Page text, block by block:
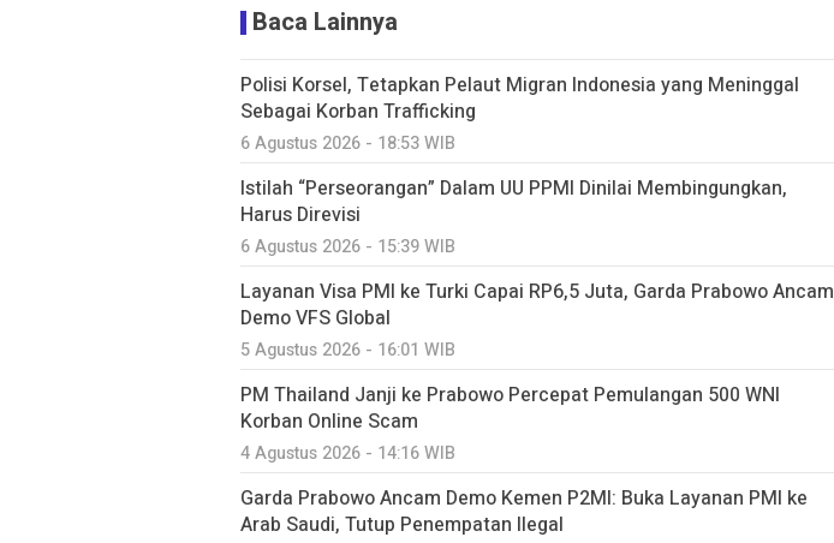
Baca Lainnya
Polisi Korsel, Tetapkan Pelaut Migran Indonesia yang Meninggal
Sebagai Korban Trafficking
6 Agustus 2026 - 18:53 WIB
Istilah “Perseorangan” Dalam UU PPMI Dinilai Membingungkan,
Harus Direvisi
6 Agustus 2026 - 15:39 WIB
Layanan Visa PMI ke Turki Capai RP6,5 Juta, Garda Prabowo Ancam
Demo VFS Global
5 Agustus 2026 - 16:01 WIB
PM Thailand Janji ke Prabowo Percepat Pemulangan 500 WNI
Korban Online Scam
4 Agustus 2026 - 14:16 WIB
Garda Prabowo Ancam Demo Kemen P2MI: Buka Layanan PMI ke
Arab Saudi, Tutup Penempatan Ilegal